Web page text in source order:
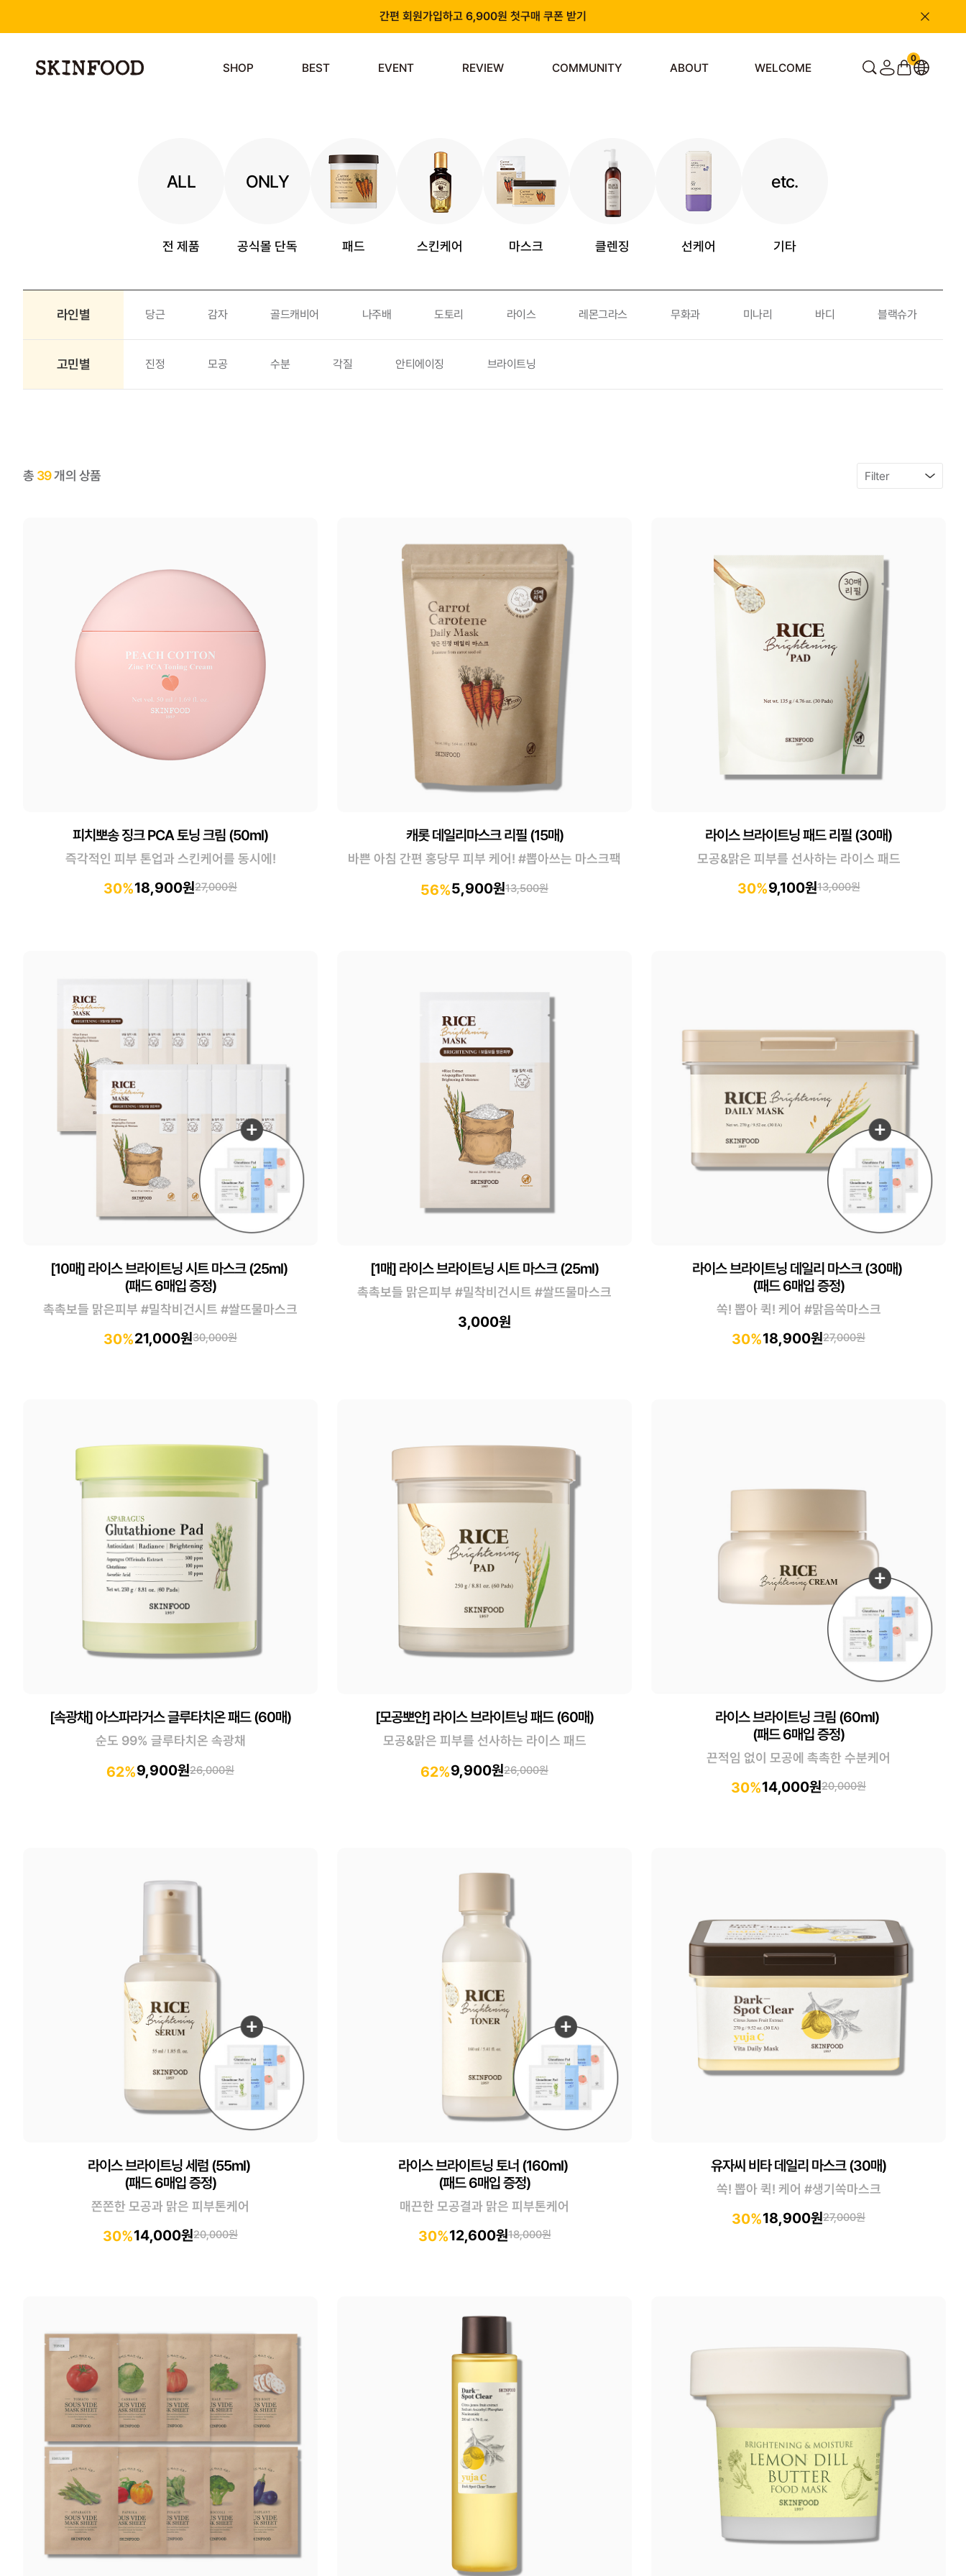
간편 회원가입하고 6,900원 첫구매 쿠폰 받기
SHOP BEST EVENT REVIEW COMMUNITY ABOUT WELCOME
0
ALL
전 제품
ONLY
공식몰 단독 패드 스킨케어 마스크 클렌징 선케어
etc.
기타
라인별 당근 감자 골드캐비어 나주배 도토리 라이스 레몬그라스 무화과 미나리 바디 블랙슈가
고민별 진정 모공 수분 각질 안티에이징 브라이트닝
총 39개의 상품
피치뽀송 징크 PCA 토닝 크림 (50ml)
즉각적인 피부 톤업과 스킨케어를 동시에!
30%18,900원27,000원
캐롯 데일리마스크 리필 (15매)
바쁜 아침 간편 홍당무 피부 케어! #뽑아쓰는 마스크팩
56%5,900원13,500원
라이스 브라이트닝 패드 리필 (30매)
모공&맑은 피부를 선사하는 라이스 패드
30%9,100원13,000원
[10매] 라이스 브라이트닝 시트 마스크 (25ml)
(패드 6매입 증정)
촉촉보들 맑은피부 #밀착비건시트 #쌀뜨물마스크
30%21,000원30,000원
[1매] 라이스 브라이트닝 시트 마스크 (25ml)
촉촉보들 맑은피부 #밀착비건시트 #쌀뜨물마스크
3,000원
라이스 브라이트닝 데일리 마스크 (30매)
(패드 6매입 증정)
쏙! 뽑아 퀵! 케어 #맑음쏙마스크
30%18,900원27,000원
[속광채] 아스파라거스 글루타치온 패드 (60매)
순도 99% 글루타치온 속광채
62%9,900원26,000원
[모공뽀얀] 라이스 브라이트닝 패드 (60매)
모공&맑은 피부를 선사하는 라이스 패드
62%9,900원26,000원
라이스 브라이트닝 크림 (60ml)
(패드 6매입 증정)
끈적임 없이 모공에 촉촉한 수분케어
30%14,000원20,000원
라이스 브라이트닝 세럼 (55ml)
(패드 6매입 증정)
쫀쫀한 모공과 맑은 피부톤케어
30%14,000원20,000원
라이스 브라이트닝 토너 (160ml)
(패드 6매입 증정)
매끈한 모공결과 맑은 피부톤케어
30%12,600원18,000원
유자씨 비타 데일리 마스크 (30매)
쏙! 뽑아 퀵! 케어 #생기쏙마스크
30%18,900원27,000원